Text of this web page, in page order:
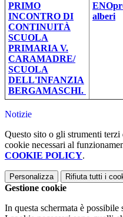
PRIMO
INCONTRO DI
CONTINUITÀ
SCUOLA
PRIMARIA V.
CARAMADRE/
SCUOLA
DELL'INFANZIA
BERGAMASCHI.
alberi
Notizie
Questo sito o gli strumenti
cookie necessari al
COOKIE POLICY.
Personalizza Rifiuta tutti i
Gestione cookie
In questa schermata è